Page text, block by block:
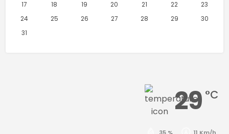
29 °C
17
18 19 20 21 22
23
24
25 26 27 28 29
30
31